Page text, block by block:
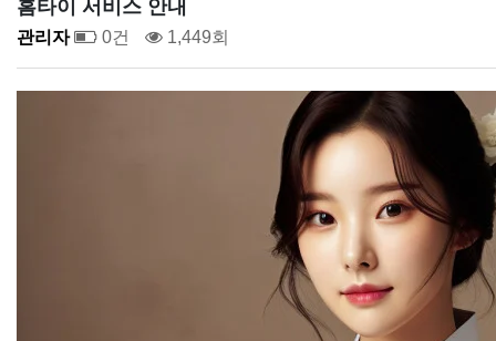
홈타이 서비스 안내
관리자 0건 1,449회